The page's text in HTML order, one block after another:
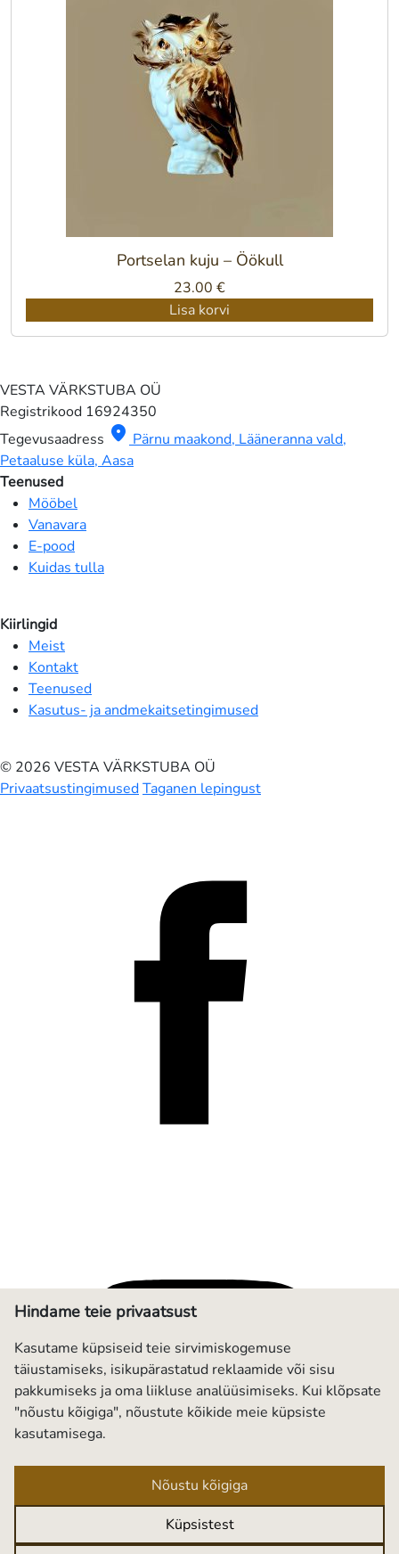
Portselan kuju – Öökull
23.00 €
Lisa korvi
VESTA VÄRKSTUBA OÜ
Registrikood 16924350
Tegevusaadress location_on Pärnu maakond, Lääneranna vald,
Petaaluse küla, Aasa
Teenused
Mööbel
Vanavara
E-pood
Kuidas tulla
Kiirlingid
Meist
Kontakt
Teenused
Kasutus- ja andmekaitsetingimused
© 2026 VESTA VÄRKSTUBA OÜ
PrivaatsustingimusedTaganen lepingust
Hindame teie privaatsust
Kasutame küpsiseid teie sirvimiskogemuse
täiustamiseks, isikupärastatud reklaamide või sisu
pakkumiseks ja oma liikluse analüüsimiseks. Kui klõpsate
"nõustu kõigiga", nõustute kõikide meie küpsiste
kasutamisega.
Nõustu kõigiga
Küpsistest